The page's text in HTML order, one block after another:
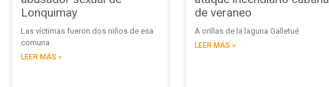
Lonquimay
Las víctimas fueron dos niños de esa
comuna
LEER MÁS »
de veraneo
A orillas de la laguna Galletué
LEER MÁS »